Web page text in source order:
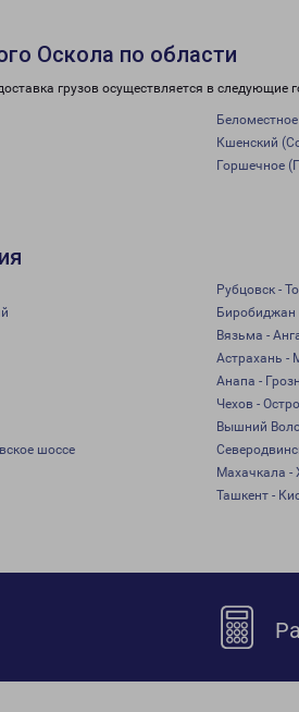
Оскола по области
грузов осуществляется в следующие
Кшенский
Горшечное
Рубцовск -
Биробиджан
Вязьма -
Астрахань -
Анапа -
Чехов -
Вышний
шоссе
Махачкала -
Ташкент -